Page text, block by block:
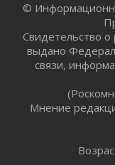
Готовность №1
Километровые
отправили на
02 августа 2026
Ленобласть
операторов
В
воробушка»
©
Свидетельство
выдано
связи,
Мнение